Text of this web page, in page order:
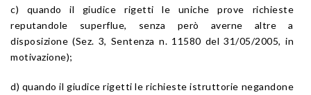
c) quando il giudice rigetti le uniche prove richieste
reputandole superflue, senza però averne altre a
disposizione (Sez. 3, Sentenza n. 11580 del 31/05/2005, in
motivazione);
d) quando il giudice rigetti le richieste istruttorie negandone